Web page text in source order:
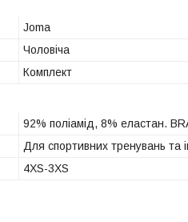
Joma
Чоловіча
Комплект
92% поліамід, 8% еластан.
Для спортивних тренувань та
4XS-3XS